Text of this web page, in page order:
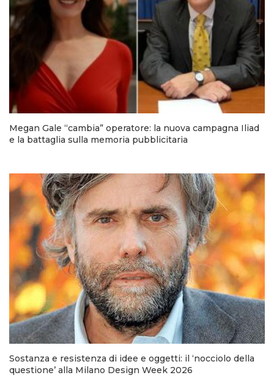
Megan Gale “cambia” operatore: la nuova campagna Iliad
e la battaglia sulla memoria pubblicitaria
Sostanza e resistenza di idee e oggetti: il ‘nocciolo della
questione’ alla Milano Design Week 2026